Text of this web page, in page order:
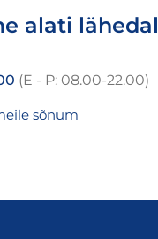
alati lähedal
(E - P: 08.00-22.00)
sõnum